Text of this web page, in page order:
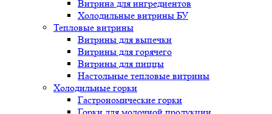
Витрина для ингредиентов
Холодильные витрины БУ
Тепловые витрины
Витрины для выпечки
Витрины для горячего
Витрины для пиццы
Настольные тепловые витрины
Холодильные горки
Гастрономические горки